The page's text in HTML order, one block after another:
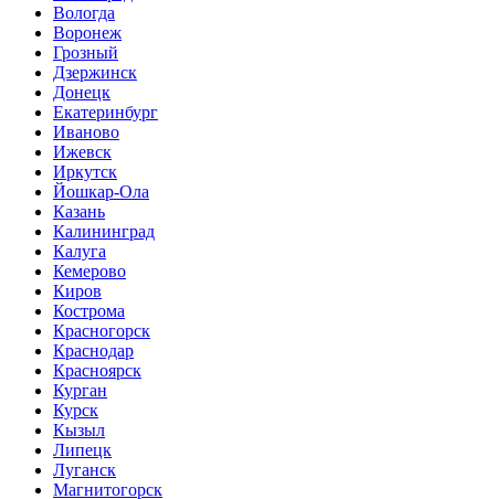
Вологда
Воронеж
Грозный
Дзержинск
Донецк
Екатеринбург
Иваново
Ижевск
Иркутск
Йошкар-Ола
Казань
Калининград
Калуга
Кемерово
Киров
Кострома
Красногорск
Краснодар
Красноярск
Курган
Курск
Кызыл
Липецк
Луганск
Магнитогорск